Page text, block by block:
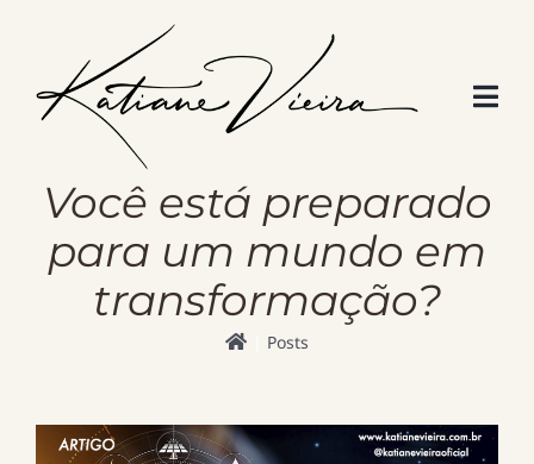
Você está preparado
para um mundo em
transformação?
Posts